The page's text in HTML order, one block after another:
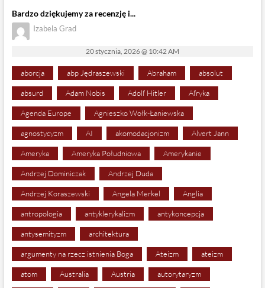
Bardzo dziękujemy za recenzję i...
Izabela Grad
20 stycznia, 2026 @ 10:42 AM
aborcja abp Jędraszewski Abraham absolut
absurd Adam Nobis Adolf Hitler Afryka
Agenda Europe Agnieszko Wołk-Łaniewska
agnostycyzm AI akomodacjonizm Alvert Jann
Ameryka Ameryka Południowa Amerykanie
Andrzej Dominiczak Andrzej Duda
Andrzej Koraszewski Angela Merkel Anglia
antropologia antyklerykalizm antykoncepcja
antysemityzm architektura
argumenty na rzecz istnienia Boga Ateizm ateizm
atom Australia Austria autorytaryzm